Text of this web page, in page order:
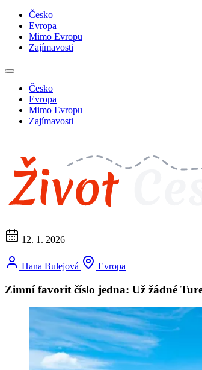
Česko
Evropa
Mimo Evropu
Zajímavosti
Česko
Evropa
Mimo Evropu
Zajímavosti
12. 1. 2026
Hana Bulejová Evropa
Zimní favorit číslo jedna: Už žádné